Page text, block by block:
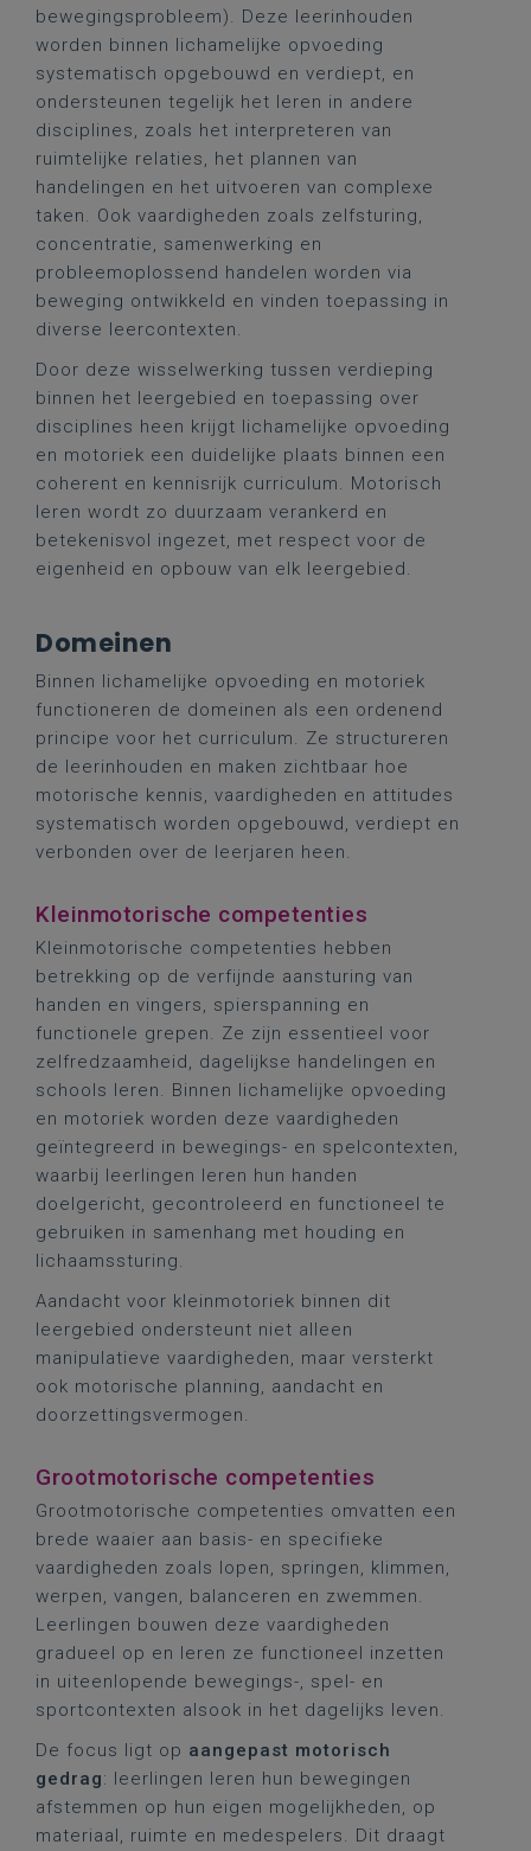
bewegingsprobleem). Deze leerinhouden
worden binnen lichamelijke opvoeding
systematisch opgebouwd en verdiept, en
ondersteunen tegelijk het leren in andere
disciplines, zoals het interpreteren van
ruimtelijke relaties, het plannen van
handelingen en het uitvoeren van complexe
taken. Ook vaardigheden zoals zelfsturing,
concentratie, samenwerking en
probleemoplossend handelen worden via
beweging ontwikkeld en vinden toepassing in
diverse leercontexten.
Door deze wisselwerking tussen verdieping
binnen het leergebied en toepassing over
disciplines heen krijgt lichamelijke opvoeding
en motoriek een duidelijke plaats binnen een
coherent en kennisrijk curriculum. Motorisch
leren wordt zo duurzaam verankerd en
betekenisvol ingezet, met respect voor de
eigenheid en opbouw van elk leergebied.
Domeinen
Binnen lichamelijke opvoeding en motoriek
functioneren de domeinen als een ordenend
principe voor het curriculum. Ze structureren
de leerinhouden en maken zichtbaar hoe
motorische kennis, vaardigheden en attitudes
systematisch worden opgebouwd, verdiept en
verbonden over de leerjaren heen.
Kleinmotorische competenties
Kleinmotorische competenties hebben
betrekking op de verfijnde aansturing van
handen en vingers, spierspanning en
functionele grepen. Ze zijn essentieel voor
zelfredzaamheid, dagelijkse handelingen en
schools leren. Binnen lichamelijke opvoeding
en motoriek worden deze vaardigheden
geïntegreerd in bewegings- en spelcontexten,
waarbij leerlingen leren hun handen
doelgericht, gecontroleerd en functioneel te
gebruiken in samenhang met houding en
lichaamssturing.
Aandacht voor kleinmotoriek binnen dit
leergebied ondersteunt niet alleen
manipulatieve vaardigheden, maar versterkt
ook motorische planning, aandacht en
doorzettingsvermogen.
Grootmotorische competenties
Grootmotorische competenties omvatten een
brede waaier aan basis- en specifieke
vaardigheden zoals lopen, springen, klimmen,
werpen, vangen, balanceren en zwemmen.
Leerlingen bouwen deze vaardigheden
gradueel op en leren ze functioneel inzetten
in uiteenlopende bewegings-, spel- en
sportcontexten alsook in het dagelijks leven.
De focus ligt op aangepast motorisch
gedrag: leerlingen leren hun bewegingen
afstemmen op hun eigen mogelijkheden, op
materiaal, ruimte en medespelers. Dit draagt